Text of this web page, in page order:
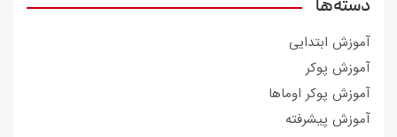
دسته‌ها
آموزش ابتدایی
آموزش پوکر
آموزش پوکر اوماها
آموزش پیشرفته